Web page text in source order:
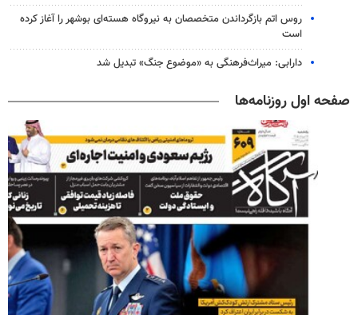
روس اتم بازگرداندن متخصصان به نیروگاه هسته‌ای بوشهر را آغاز کرده
است
دارابی: میراث‌فرهنگی به «موضوع جنگ» تبدیل شد
صفحه اول روزنامه‌ها